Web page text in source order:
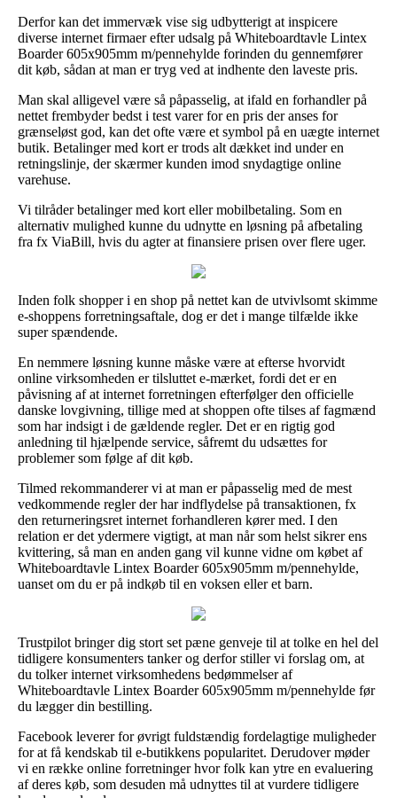
Derfor kan det immervæk vise sig udbytterigt at inspicere
diverse internet firmaer efter udsalg på Whiteboardtavle Lintex
Boarder 605x905mm m/pennehylde forinden du gennemfører
dit køb, sådan at man er tryg ved at indhente den laveste pris.
Man skal alligevel være så påpasselig, at ifald en forhandler på
nettet frembyder bedst i test varer for en pris der anses for
grænseløst god, kan det ofte være et symbol på en uægte internet
butik. Betalinger med kort er trods alt dækket ind under en
retningslinje, der skærmer kunden imod snydagtige online
varehuse.
Vi tilråder betalinger med kort eller mobilbetaling. Som en
alternativ mulighed kunne du udnytte en løsning på afbetaling
fra fx ViaBill, hvis du agter at finansiere prisen over flere uger.
Inden folk shopper i en shop på nettet kan de utvivlsomt skimme
e-shoppens forretningsaftale, dog er det i mange tilfælde ikke
super spændende.
En nemmere løsning kunne måske være at efterse hvorvidt
online virksomheden er tilsluttet e-mærket, fordi det er en
påvisning af at internet forretningen efterfølger den officielle
danske lovgivning, tillige med at shoppen ofte tilses af fagmænd
som har indsigt i de gældende regler. Det er en rigtig god
anledning til hjælpende service, såfremt du udsættes for
problemer som følge af dit køb.
Tilmed rekommanderer vi at man er påpasselig med de mest
vedkommende regler der har indflydelse på transaktionen, fx
den returneringsret internet forhandleren kører med. I den
relation er det ydermere vigtigt, at man når som helst sikrer ens
kvittering, så man en anden gang vil kunne vidne om købet af
Whiteboardtavle Lintex Boarder 605x905mm m/pennehylde,
uanset om du er på indkøb til en voksen eller et barn.
Trustpilot bringer dig stort set pæne genveje til at tolke en hel del
tidligere konsumenters tanker og derfor stiller vi forslag om, at
du tolker internet virksomhedens bedømmelser af
Whiteboardtavle Lintex Boarder 605x905mm m/pennehylde før
du lægger din bestilling.
Facebook leverer for øvrigt fuldstændig fordelagtige muligheder
for at få kendskab til e-butikkens popularitet. Derudover møder
vi en række online forretninger hvor folk kan ytre en evaluering
af deres køb, som desuden må udnyttes til at vurdere tidligere